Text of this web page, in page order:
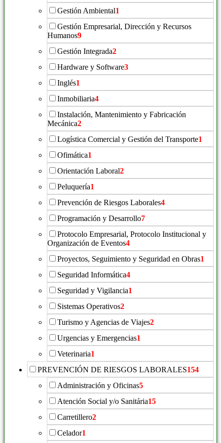
Gestión Ambiental1
Gestión Empresarial, Dirección y Recursos
Humanos9
Gestión Integrada2
Hardware y Software3
Inglés1
Inmobiliaria4
Instalación, Mantenimiento y Fabricación
Mecánica2
Logística Comercial y Gestión del Transporte1
Ofimática1
Orientación Laboral2
Peluquería1
Prevención de Riesgos Laborales4
Programación y Desarrollo7
Protocolo Empresarial, Protocolo Institucional y
Organización de Eventos4
Proyectos, Seguimiento y Seguridad en Obras1
Seguridad Informática4
Seguridad y Vigilancia1
Sistemas Operativos2
Turismo y Agencias de Viajes2
Urgencias y Emergencias1
Veterinaria1
PREVENCIÓN DE RIESGOS LABORALES154
Administración y Oficinas5
Atención Social y/o Sanitária15
Carretillero2
Celador1